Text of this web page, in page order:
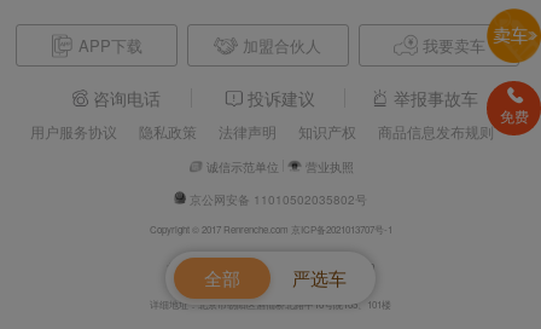
APP下载 加盟合伙人 我要卖车
咨询电话 投诉建议 举报事故车
用户服务协议 隐私政策 法律声明 知识产权 商品信息发布规则
诚信示范单位
营业执照
京公网安备 11010502035802号
Copyright © 2017 Renrenche.com 京ICP备2021013707号-1
北京车欢欢信息技术有限公司 电话：4008610500
详细地址：北京市朝阳区酒仙桥北路甲10号院105、101楼
全部 严选车
免费